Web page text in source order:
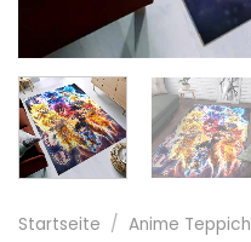
Startseite / Anime Teppich